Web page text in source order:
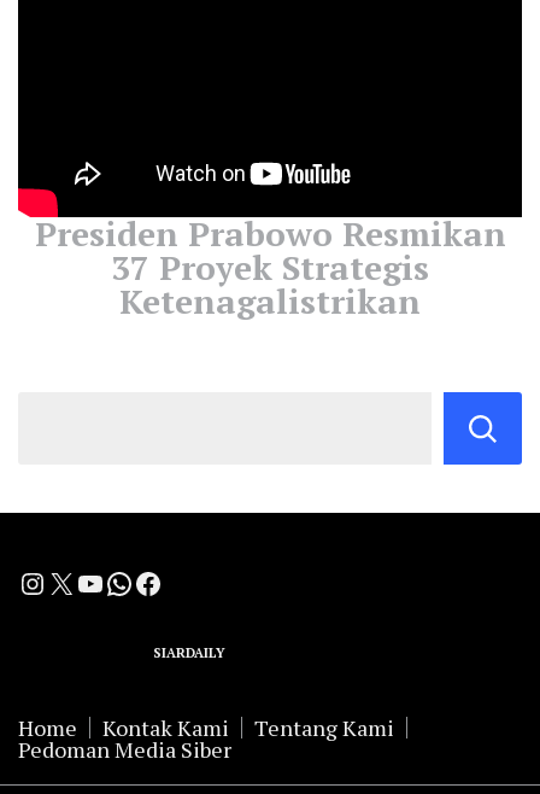
Presiden Prabowo Resmikan
37 Proyek Strategis
Ketenagalistrikan
Instagram
X YouTube
WhatsApp
Facebook
SIARDAILY
Home Kontak Kami Tentang Kami
Pedoman Media Siber